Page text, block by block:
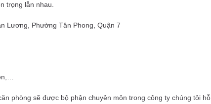
trọng lẫn nhau.
Lương, Phường Tân Phong, Quận 7
phòng sẽ được bộ phận chuyên môn trong công ty chúng tôi hỗ